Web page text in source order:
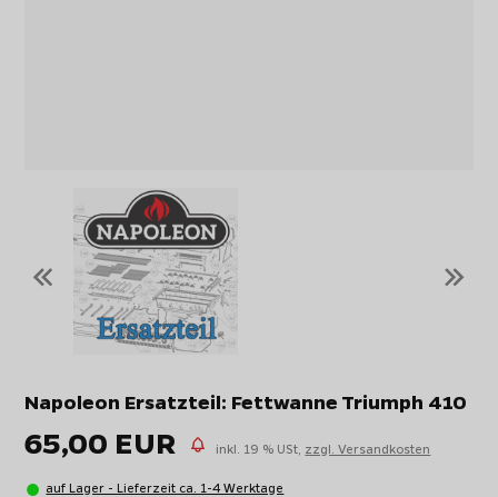
« »
Napoleon Ersatzteil: Fettwanne Triumph 410
65,00 EUR inkl. 19 % USt, zzgl. Versandkosten
auf Lager - Lieferzeit ca. 1-4 Werktage